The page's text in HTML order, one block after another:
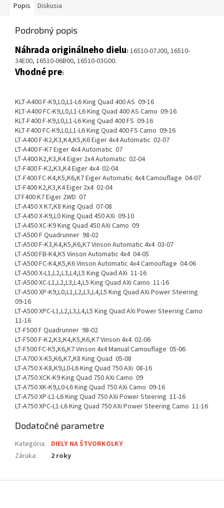
Popis Diskusia
Podrobný popis
Náhrada originálneho dielu: 16510-07J00, 16510-
34E00, 16510-06B00, 16510-03G00.
Vhodné pre:
KLT-A400 F-K9,L0,L1-L6 King Quad 400 AS 09-16
KLT-A400 FC-K9,L0,L1-L6 King Quad 400 AS Camo 09-16
KLT-F400 F-K9,L0,L1-L6 King Quad 400 FS 09-16
KLT-F400 FC-K9,L0,L1-L6 King Quad 400 FS Camo 09-16
LT-A400 F-K2,K3,K4,K5,K6 Eiger 4x4 Automatic 02-07
LT-A400 F-K7 Eiger 4x4 Automatic 07
LT-A400 K2,K3,K4 Eiger 2x4 Automatic 02-04
LT-F400 F-K2,K3,K4 Eiger 4x4 02-04
LT-F400 FC-K4,K5,K6,K7 Eiger Automatic 4x4 Camouflage 04-07
LT-F400 K2,K3,K4 Eiger 2x4 02-04
LTF400 K7 Eiger 2WD 07
LT-A450 X K7,K8 King Quad 07-08
LT-A450 X-K9,L0 King Quad 450 AXi 09-10
LT-A450 XC-K9 King Quad 450 AXi Camo 09
LT-A500 F Quadrunner 98-02
LT-A500 F-K3,K4,K5,K6,K7 Vinson Automatic 4x4 03-07
LT-A500 FB-K4,K5 Vinson Automatic 4x4 04-05
LT-A500 FC-K4,K5,K6 Vinson Automatic 4x4 Camouflage 04-06
LT-A500 X-L1,L2,L3,L4,L5 King Quad AXi 11-16
LT-A500 XC-L1,L2,L3,L4,L5 King Quad AXi Camo 11-16
LT-A500 XP-K9,L0,L1,L2,L3,L4,L5 King Quad AXi Power Steering
09-16
LT-A500 XPC-L1,L2,L3,L4,L5 King Quad AXi Power Steering Camo
11-16
LT-F500 F Quadrunner 98-02
LT-F500 F-K2,K3,K4,K5,K6,K7 Vinson 4x4 02-06
LT-F500 FC-K5,K6,K7 Vinson 4x4 Manual Camouflage 05-06
LT-A700 X-K5,K6,K7,K8 King Quad 05-08
LT-A750 X-K8,K9,L0-L6 King Quad 750 AXi 08-16
LT-A750 XCK-K9 King Quad 750 AXi Camo 09
LT-A750 XK-K9,L0-L6 King Quad 750 AXi Camo 09-16
LT-A750 XP-L1-L6 King Quad 750 AXi Power Steering 11-16
LT-A750 XPC-L1-L6 King Quad 750 AXi Power Steering Camo 11-16
Dodatočné parametre
Kategória: DIELY NA ŠTVORKOLKY
Záruka: 2 roky